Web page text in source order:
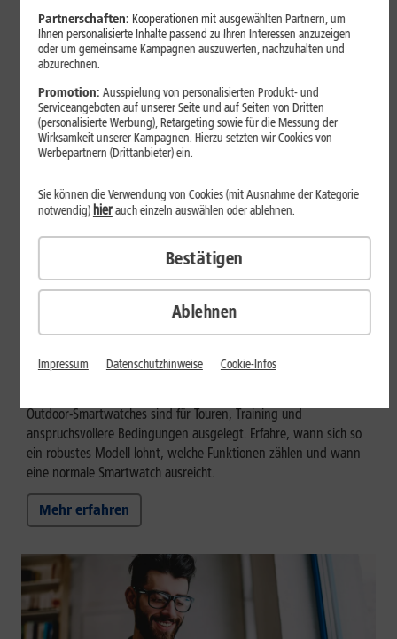
keine medizinische Beurteilung ersetzen.
Mehr erfahren
Outdoor-Smartwatch: Für wen
eignen sich die robusten Modelle?
Outdoor-Smartwatches sind für Touren, Training und
anspruchsvollere Bedingungen ausgelegt. Erfahre, wann sich so
ein robustes Modell lohnt, welche Funktionen zählen und wann
eine normale Smartwatch ausreicht.
Mehr erfahren
Partnerschaften: Kooperationen mit ausgewählten Partnern, um
Ihnen personalisierte Inhalte passend zu Ihren Interessen anzuzeigen
oder um gemeinsame Kampagnen auszuwerten, nachzuhalten und
abzurechnen.
Promotion: Ausspielung von personalisierten Produkt- und
Serviceangeboten auf unserer Seite und auf Seiten von Dritten
(personalisierte Werbung), Retargeting sowie für die Messung der
Wirksamkeit unserer Kampagnen. Hierzu setzten wir Cookies von
Werbepartnern (Drittanbieter) ein.
Ablehnen
Sie können die Verwendung von Cookies (mit Ausnahme der Kategorie
notwendig) hierauch einzeln auswählen oder ablehnen.
Bestätigen
Impressum Datenschutzhinweise Cookie-Infos